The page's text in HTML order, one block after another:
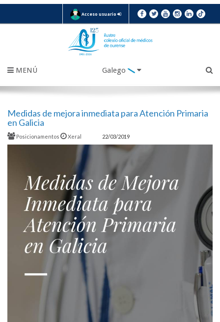
Acceso usuario
MENÚ Galego
Medidas de mejora inmediata para Atención Primaria
en Galicia
Posicionamentos Xeral 22/03/2019